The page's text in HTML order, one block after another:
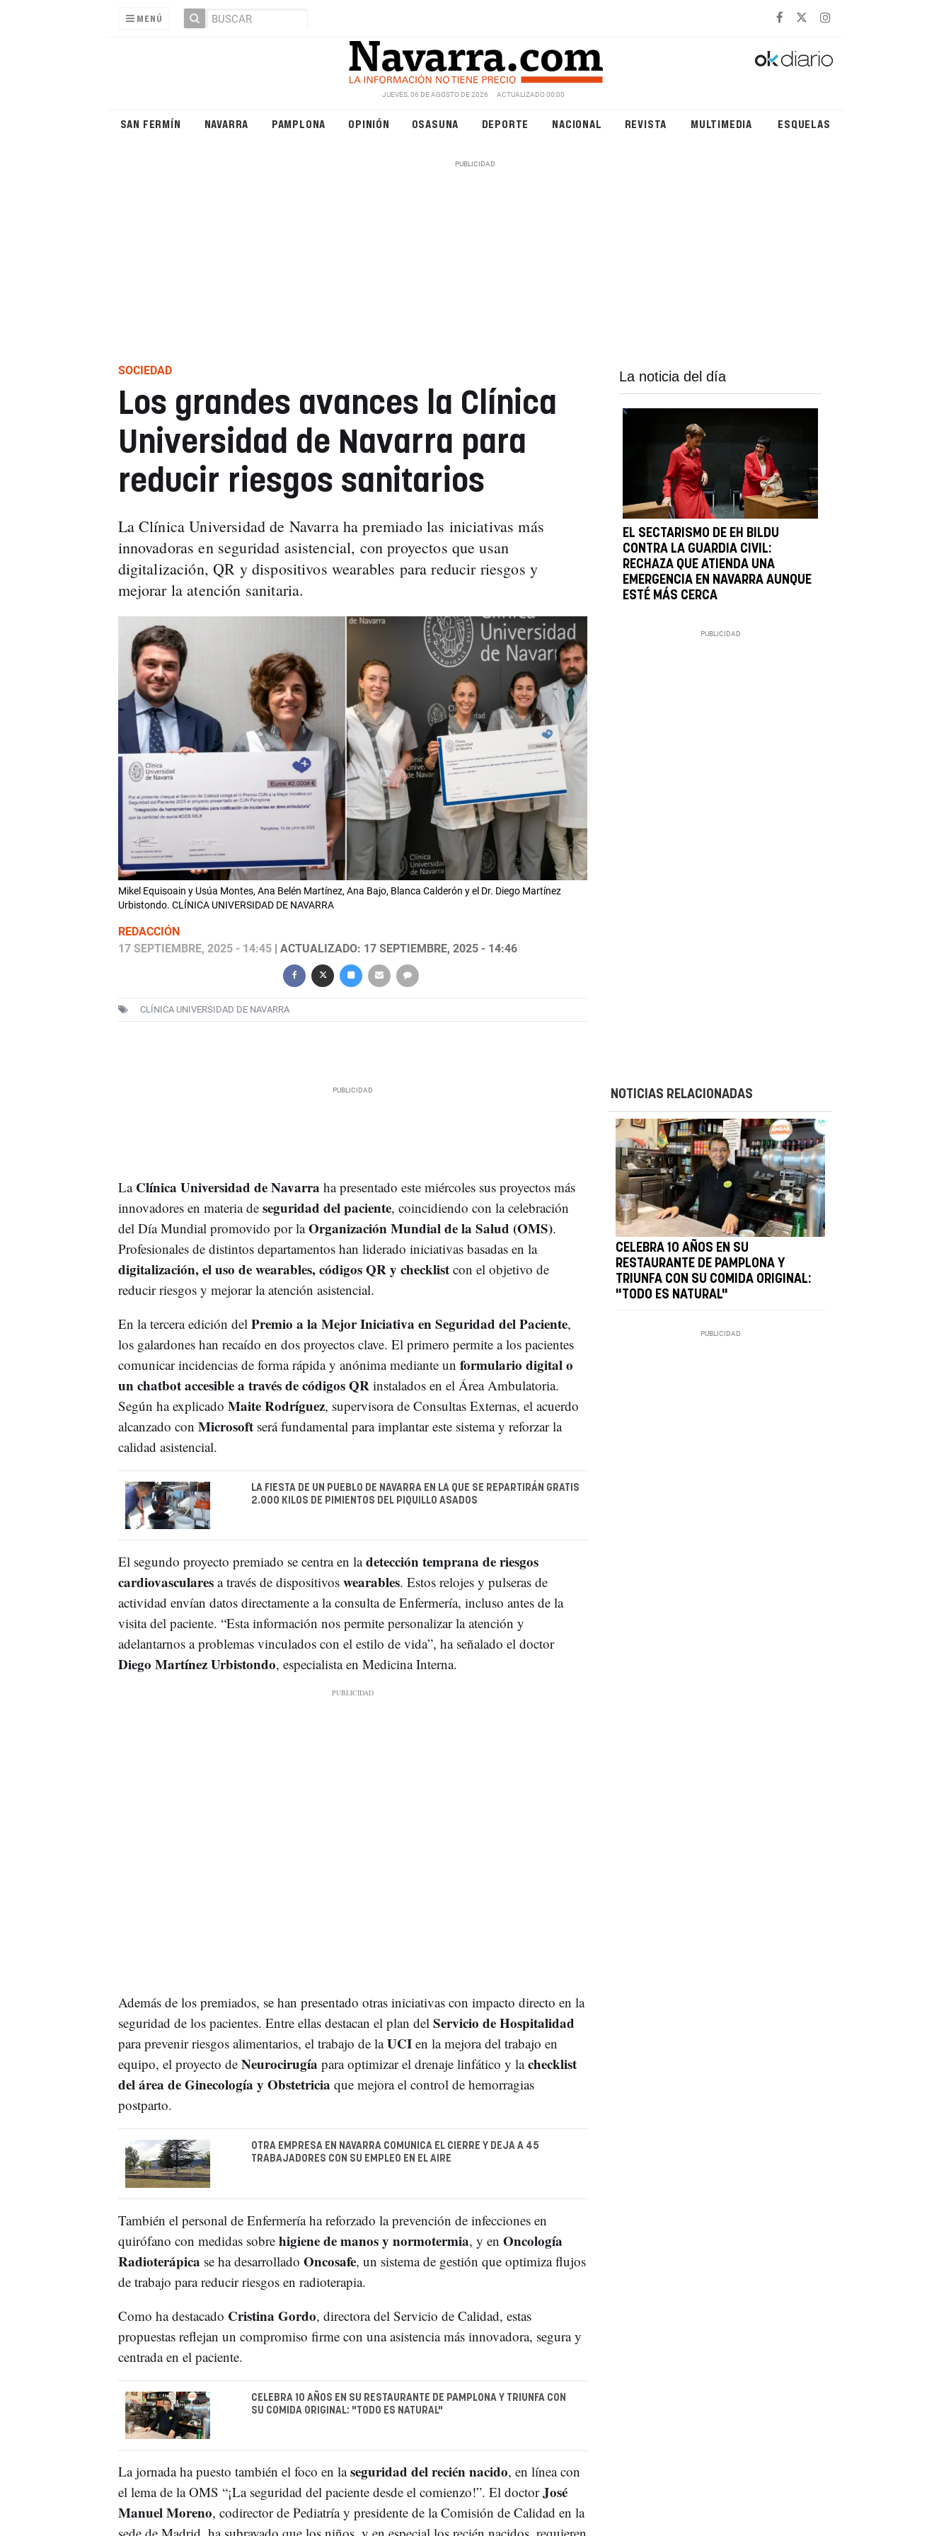
MENÚ
JUEVES, 06 DE AGOSTO DE 2026 ACTUALIZADO 00:00
SAN FERMÍN NAVARRA PAMPLONA OPINIÓN OSASUNA DEPORTE NACIONAL REVISTA MULTIMEDIA ESQUELAS
SOCIEDAD
Los grandes avances la Clínica
Universidad de Navarra para
reducir riesgos sanitarios
La Clínica Universidad de Navarra ha premiado las iniciativas más
innovadoras en seguridad asistencial, con proyectos que usan
digitalización, QR y dispositivos wearables para reducir riesgos y
mejorar la atención sanitaria.
Mikel Equisoain y Usúa Montes, Ana Belén Martínez, Ana Bajo, Blanca Calderón y el Dr. Diego Martínez
Urbistondo. CLÍNICA UNIVERSIDAD DE NAVARRA
REDACCIÓN
17 SEPTIEMBRE, 2025 - 14:45| ACTUALIZADO: 17 SEPTIEMBRE, 2025 - 14:46
CLÍNICA UNIVERSIDAD DE NAVARRA
La noticia del día
EL SECTARISMO DE EH BILDU
CONTRA LA GUARDIA CIVIL:
RECHAZA QUE ATIENDA UNA
EMERGENCIA EN NAVARRA AUNQUE
ESTÉ MÁS CERCA
La Clínica Universidad de Navarra ha presentado este miércoles sus proyectos más
innovadores en materia de seguridad del paciente, coincidiendo con la celebración
del Día Mundial promovido por laOrganización Mundial de la Salud (OMS).
Profesionales de distintos departamentos han liderado iniciativas basadas en la
digitalización, el uso de wearables, códigos QR y checklistcon el objetivo de
reducir riesgos y mejorar la atención asistencial.
En la tercera edición del Premio a la Mejor Iniciativa en Seguridad del Paciente,
los galardones han recaído en dos proyectos clave. El primero permite a los pacientes
comunicar incidencias de forma rápida y anónima mediante un formulario digital o
un chatbot accesible a través de códigos QR instalados en el Área Ambulatoria.
Según ha explicado Maite Rodríguez, supervisora de Consultas Externas, el acuerdo
alcanzado con Microsoftserá fundamental para implantar este sistema y reforzar la
calidad asistencial.
LA FIESTA DE UN PUEBLO DE NAVARRA EN LA QUE SE REPARTIRÁN GRATIS
2.000 KILOS DE PIMIENTOS DEL PIQUILLO ASADOS
El segundo proyecto premiado se centra en ladetección temprana de riesgos
cardiovascularesa través de dispositivos wearables. Estos relojes y pulseras de
actividad envían datos directamente a la consulta de Enfermería, incluso antes de la
visita del paciente. “Esta información nos permite personalizar la atención y
adelantarnos a problemas vinculados con el estilo de vida”, ha señalado el doctor
Diego Martínez Urbistondo, especialista en Medicina Interna.
Además de los premiados, se han presentado otras iniciativas con impacto directo en la
seguridad de los pacientes. Entre ellas destacan el plan del Servicio de Hospitalidad
para prevenir riesgos alimentarios, el trabajo de laUCIen la mejora del trabajo en
equipo, el proyecto de Neurocirugía para optimizar el drenaje linfático y lachecklist
del área de Ginecología y Obstetricia que mejora el control de hemorragias
postparto.
OTRA EMPRESA EN NAVARRA COMUNICA EL CIERRE Y DEJA A 45
TRABAJADORES CON SU EMPLEO EN EL AIRE
También el personal de Enfermería ha reforzado la prevención de infecciones en
quirófano con medidas sobre higiene de manos y normotermia, y en Oncología
Radioterápica se ha desarrollado Oncosafe, un sistema de gestión que optimiza flujos
de trabajo para reducir riesgos en radioterapia.
Como ha destacado Cristina Gordo, directora del Servicio de Calidad, estas
propuestas reflejan un compromiso firme con una asistencia más innovadora, segura y
centrada en el paciente.
CELEBRA 10 AÑOS EN SU RESTAURANTE DE PAMPLONA Y TRIUNFA CON
SU COMIDA ORIGINAL: "TODO ES NATURAL"
La jornada ha puesto también el foco en laseguridad del recién nacido, en línea con
el lema de la OMS “¡La seguridad del paciente desde el comienzo!”. El doctorJosé
Manuel Moreno, codirector de Pediatría y presidente de la Comisión de Calidad en la
NOTICIAS RELACIONADAS
CELEBRA 10 AÑOS EN SU
RESTAURANTE DE PAMPLONA Y
TRIUNFA CON SU COMIDA ORIGINAL:
"TODO ES NATURAL"